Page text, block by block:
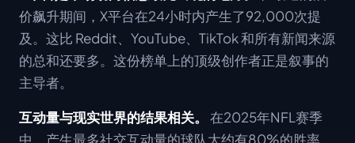
价飙升期间，X平台在24小时内产生了92,000次提
及。这比 Reddit、YouTube、TikTok 和所有新闻来源
的总和还要多。这份榜单上的顶级创作者正是叙事的
主导者。
互动量与现实世界的结果相关。
在2025年NFL赛季
中，产生最多社交互动量的球队大约有80%的胜率。